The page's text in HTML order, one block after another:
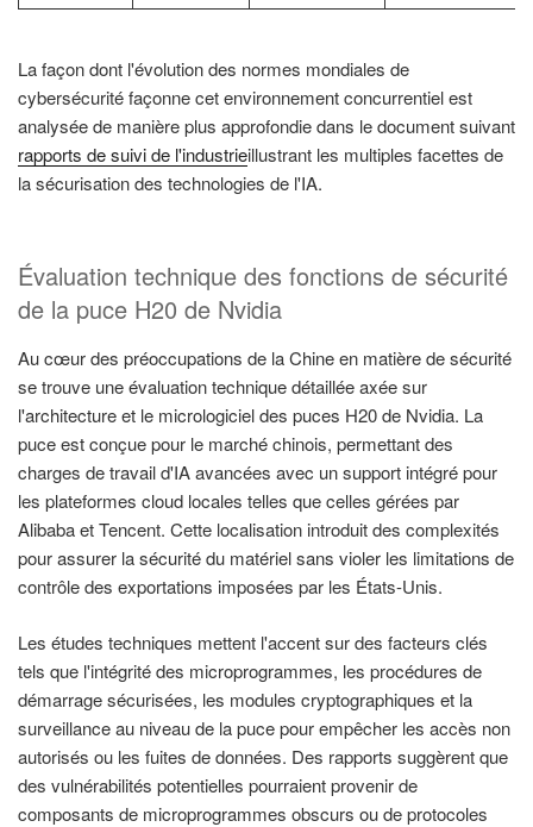
La façon dont l'évolution des normes mondiales de
cybersécurité façonne cet environnement concurrentiel est
analysée de manière plus approfondie dans le document suivant
rapports de suivi de l'industrieillustrant les multiples facettes de
la sécurisation des technologies de l'IA.
Évaluation technique des fonctions de sécurité
de la puce H20 de Nvidia
Au cœur des préoccupations de la Chine en matière de sécurité
se trouve une évaluation technique détaillée axée sur
l'architecture et le micrologiciel des puces H20 de Nvidia. La
puce est conçue pour le marché chinois, permettant des
charges de travail d'IA avancées avec un support intégré pour
les plateformes cloud locales telles que celles gérées par
Alibaba et Tencent. Cette localisation introduit des complexités
pour assurer la sécurité du matériel sans violer les limitations de
contrôle des exportations imposées par les États-Unis.
Les études techniques mettent l'accent sur des facteurs clés
tels que l'intégrité des microprogrammes, les procédures de
démarrage sécurisées, les modules cryptographiques et la
surveillance au niveau de la puce pour empêcher les accès non
autorisés ou les fuites de données. Des rapports suggèrent que
des vulnérabilités potentielles pourraient provenir de
composants de microprogrammes obscurs ou de protocoles